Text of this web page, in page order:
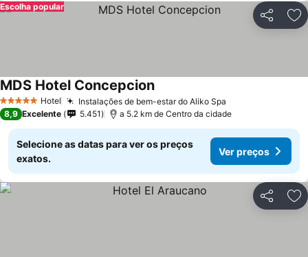
Partilhar
Escolha popular
5 Estrelas Hotel Instalações de bem-estar do Aliko Spa
MDS Hotel ConcepcionVer preços
8,9 Excelente 5.451 a 5.2 km de Centro da cidade
Selecione as datas para ver os preços
exatos.
Ver preços
Partilhar